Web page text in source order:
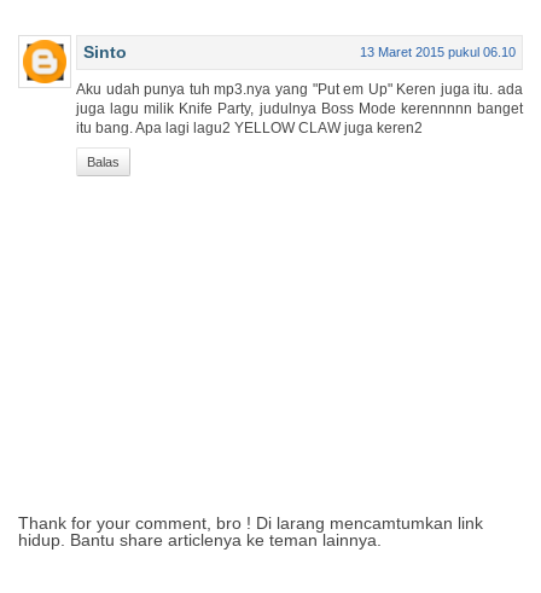
Sinto 13 Maret 2015 pukul 06.10
Aku udah punya tuh mp3.nya yang "Put em Up" Keren juga itu. ada
juga lagu milik Knife Party, judulnya Boss Mode kerennnnn banget
itu bang. Apa lagi lagu2 YELLOW CLAW juga keren2
Balas
Thank for your comment, bro ! Di larang mencamtumkan link
hidup. Bantu share articlenya ke teman lainnya.